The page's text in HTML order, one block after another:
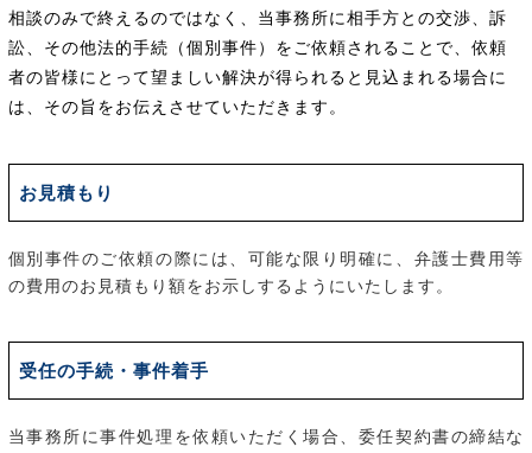
相談のみで終えるのではなく、当事務所に相手方との交渉、訴
訟、その他法的手続（個別事件）をご依頼されることで、依頼
者の皆様にとって望ましい解決が得られると見込まれる場合に
は、その旨をお伝えさせていただきます。
お見積もり
個別事件のご依頼の際には、可能な限り明確に、弁護士費用等
の費用のお見積もり額をお示しするようにいたします。
受任の手続・事件着手
当事務所に事件処理を依頼いただく場合、委任契約書の締結な